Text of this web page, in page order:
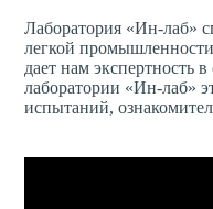
Лаборатория «Ин-лаб»
легкой
дает нам
лаборатории «Ин-лаб»
испытаний,